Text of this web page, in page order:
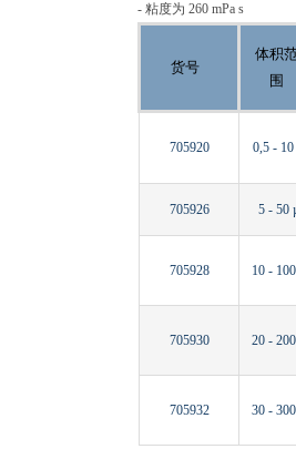
- 粘度为 260 mPa s
货号
体积
围
705920 0,5 -
705926 5 - 50
705928 10 -
705930 20 -
705932 30 -